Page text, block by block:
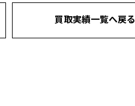
買取実績一覧へ戻る